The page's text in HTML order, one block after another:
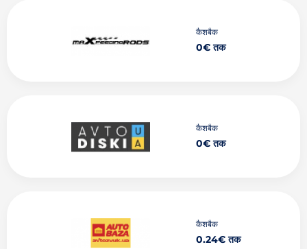
कैशबैक
0€ तक
कैशबैक
0€ तक
कैशबैक
0.24€ तक